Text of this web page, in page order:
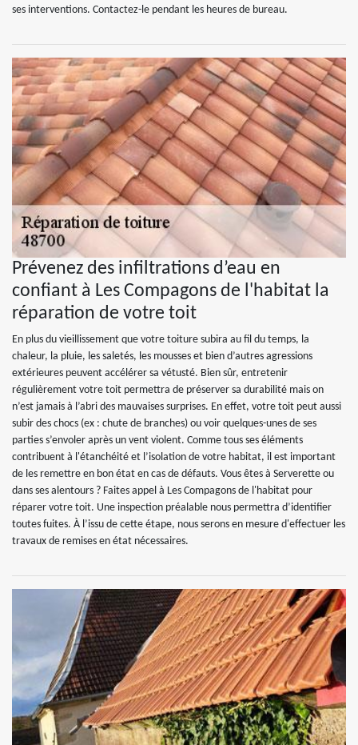
ses interventions. Contactez-le pendant les heures de bureau.
Prévenez des infiltrations d’eau en
confiant à Les Compagons de l'habitat la
réparation de votre toit
En plus du vieillissement que votre toiture subira au fil du temps, la
chaleur, la pluie, les saletés, les mousses et bien d’autres agressions
extérieures peuvent accélérer sa vétusté. Bien sûr, entretenir
régulièrement votre toit permettra de préserver sa durabilité mais on
n’est jamais à l’abri des mauvaises surprises. En effet, votre toit peut aussi
subir des chocs (ex : chute de branches) ou voir quelques-unes de ses
parties s’envoler après un vent violent. Comme tous ses éléments
contribuent à l'étanchéité et l’isolation de votre habitat, il est important
de les remettre en bon état en cas de défauts. Vous êtes à Serverette ou
dans ses alentours ? Faites appel à Les Compagons de l'habitat pour
réparer votre toit. Une inspection préalable nous permettra d’identifier
toutes fuites. À l’issu de cette étape, nous serons en mesure d'effectuer les
travaux de remises en état nécessaires.